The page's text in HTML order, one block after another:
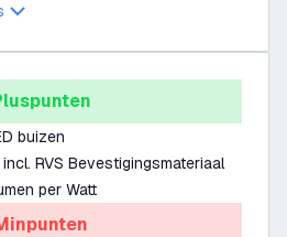
buizen
RVS Bevestigingsmateriaal
per Watt